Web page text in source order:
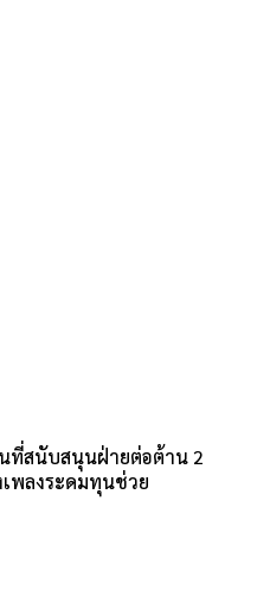
ที่สนับสนุนฝ่ายต่อต้าน 2
พลงระดมทุนช่วย